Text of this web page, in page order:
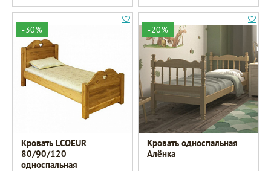
-30%
Кровать LCOEUR
80/90/120
односпальная
-20%
Кровать односпальная
Алёнка